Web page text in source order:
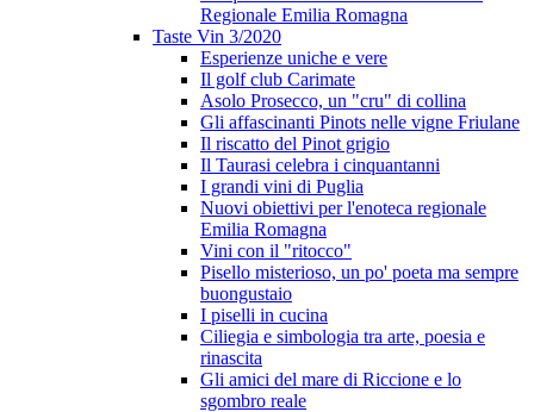
Regionale Emilia Romagna
Taste Vin 3/2020
Esperienze uniche e vere
Il golf club Carimate
Asolo Prosecco, un "cru" di collina
Gli affascinanti Pinots nelle vigne Friulane
Il riscatto del Pinot grigio
Il Taurasi celebra i cinquantanni
I grandi vini di Puglia
Nuovi obiettivi per l'enoteca regionale
Emilia Romagna
Vini con il "ritocco"
Pisello misterioso, un po' poeta ma sempre
buongustaio
I piselli in cucina
Ciliegia e simbologia tra arte, poesia e
rinascita
Gli amici del mare di Riccione e lo
sgombro reale